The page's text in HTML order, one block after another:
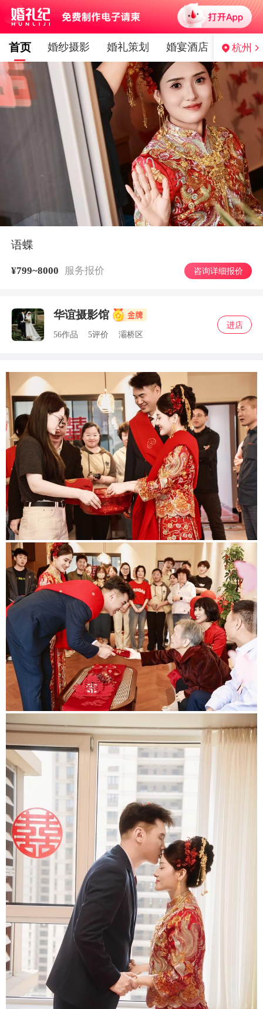
首页 婚纱摄影 婚礼策划 婚宴酒店 婚纱礼
杭州
语蝶
¥799~8000 服务报价 咨询详细报价
华谊摄影馆
56作品 5评价 灞桥区
进店